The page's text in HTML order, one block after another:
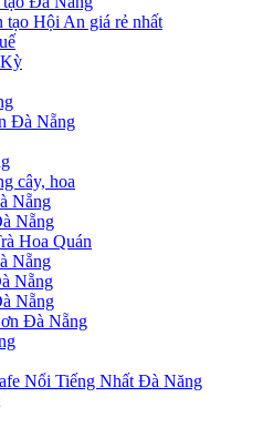
tạo Hội An giá rẻ nhất
Kỳ
Đà Nẵng
cây, hoa
Nẵng
Nẵng
Hoa Quán
Nẵng
Nẵng
Nẵng
Đà Nẵng
Nổi Tiếng Nhất Đà Năng